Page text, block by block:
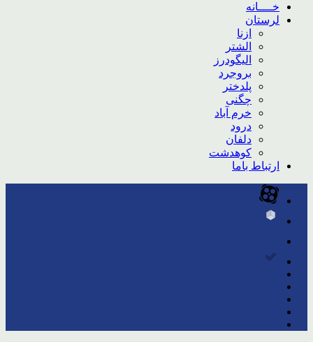
خــــانه
لرستان
ازنا
الشتر
الیگودرز
بروجرد
پلدختر
چگنی
خرم آباد
درود
دلفان
کوهدشت
ارتباط باما